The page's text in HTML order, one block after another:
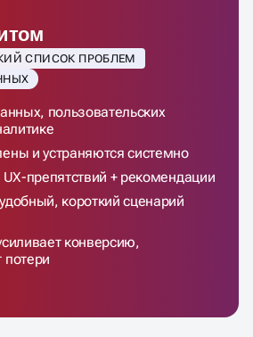
СПИСОК ПРОБЛЕМ
пользовательских
и устраняются системно
UX-препятствий + рекомендации
короткий сценарий
конверсию,